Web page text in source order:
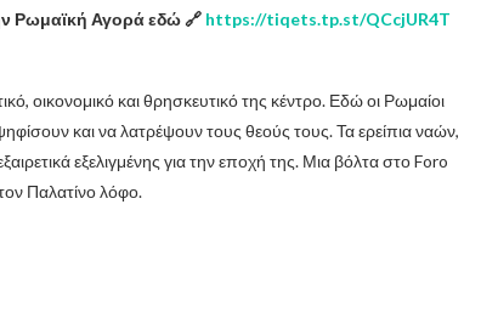
Ρωμαϊκή Αγορά εδώ 🔗 https://tiqets.tp.st/QCcjUR4T
οικονομικό και θρησκευτικό της κέντρο. Εδώ οι Ρωμαίοι
και να λατρέψουν τους θεούς τους. Τα ερείπια ναών,
εξελιγμένης για την εποχή της. Μια βόλτα στο Foro
Παλατίνο λόφο.